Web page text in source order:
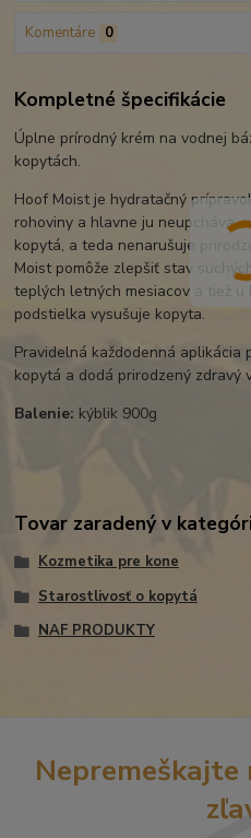
Komentáre 0
Kompletné špecifikácie
Úplne prírodný krém na vodnej
kopytách.
Hoof Moist je hydratačný
rohoviny a hlavne ju neupcháva,
kopytá, a teda nenarušuje
Moist pomôže zlepšiť stav
teplých letných mesiacov a tiež u
podstielka vysušuje kopyta.
Pravidelná každodenná
kopytá a dodá prirodzený zdravý
Balenie: kýblik 900g
Tovar zaradený v
Kozmetika pre kone
Starostlivosť o kopytá
NAF PRODUKTY
Nepremeškajte